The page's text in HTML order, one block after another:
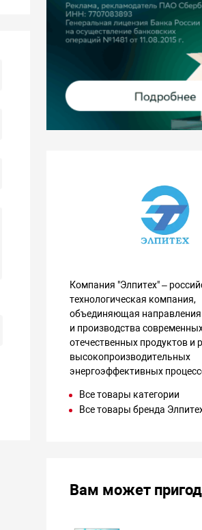
Компания "Элпитех" –
технологическая компания,
объединяющая направления
и производства
отечественных продуктов и
высокопроизводительных
энергоэффективных
Все товары категории
Все товары бренда
Вам может